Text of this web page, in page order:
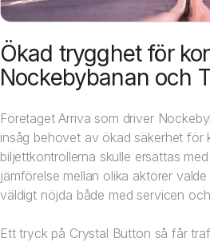
Ökad trygghet för
Nockebybanan och
Företaget Arriva som driver
insåg behovet av ökad säkerhet för
biljettkontrollerna skulle ersättas
jämförelse mellan olika aktörer
väldigt nöjda både med servicen
Ett tryck på Crystal Button så får